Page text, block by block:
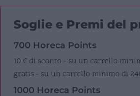
Soglie e Premi del
700 Horeca Points
10 € di sconto - su un carrello
gratis - su un carrello minimo di
1000 Horeca Points